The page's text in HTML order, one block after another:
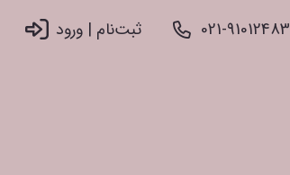
021-91012483 ثبت‌نام |‌ ورود